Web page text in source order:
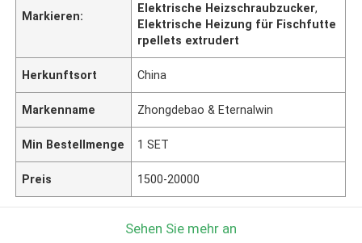
Markieren:
Elektrische Heizschraubzucker,
Elektrische Heizung für Fischfutte
rpellets extrudert
Herkunftsort China
Markenname Zhongdebao & Eternalwin
Min Bestellmenge 1 SET
Preis 1500-20000
Sehen Sie mehr an